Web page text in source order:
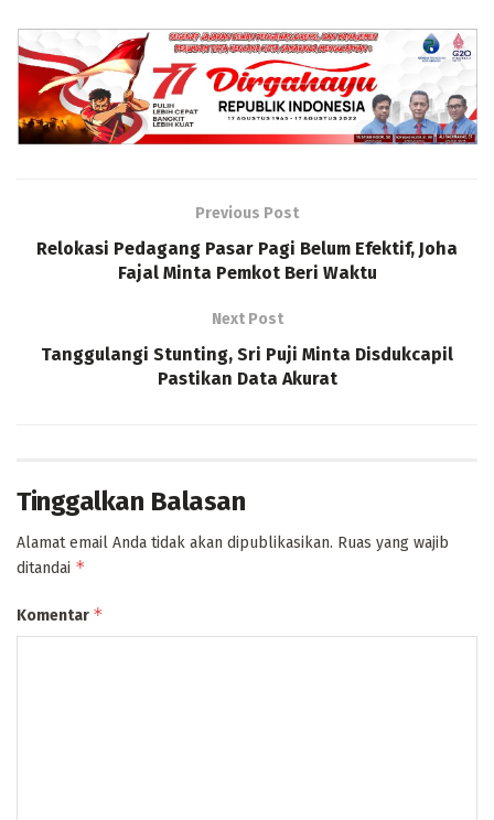
Previous Post
Relokasi Pedagang Pasar Pagi Belum Efektif, Joha
Fajal Minta Pemkot Beri Waktu
Next Post
Tanggulangi Stunting, Sri Puji Minta Disdukcapil
Pastikan Data Akurat
Tinggalkan Balasan
Alamat email Anda tidak akan dipublikasikan. Ruas yang wajib
ditandai *
Komentar *